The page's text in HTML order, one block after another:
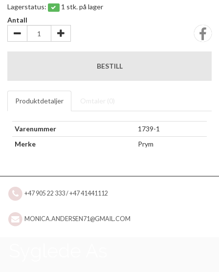
Lagerstatus:
1 stk. på lager
Antall
BESTILL
Produktdetaljer Omtaler (0)
Varenummer
1739-1
Merke
Prym
+47 905 22 333 / +47 41441112
MONICA.ANDERSEN71@GMAIL.COM